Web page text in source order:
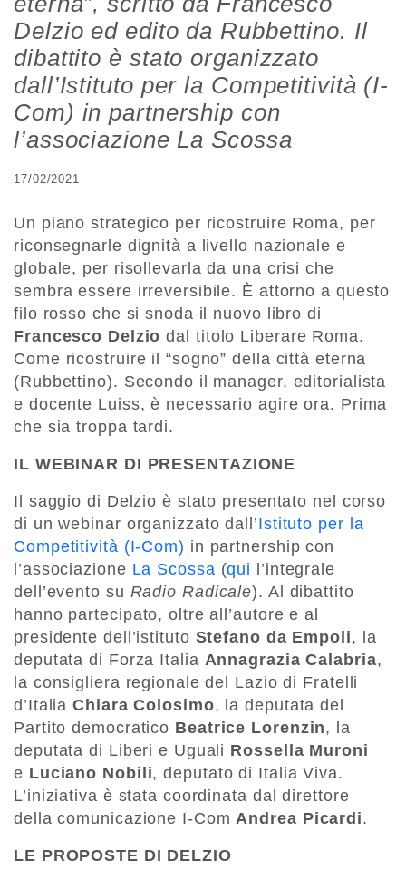
Delzio ed edito da Rubbettino. Il
dibattito è stato organizzato
dall’Istituto per la Competitività (I-
Com) in partnership con
l’associazione La Scossa
17/02/2021
Un piano strategico per ricostruire Roma, per
riconsegnarle dignità a livello nazionale e
globale, per risollevarla da una crisi che
sembra essere irreversibile. È attorno a questo
filo rosso che si snoda il nuovo libro di
Francesco Delzio dal titolo Liberare Roma.
Come ricostruire il “sogno” della città eterna
(Rubbettino). Secondo il manager, editorialista
e docente Luiss, è necessario agire ora. Prima
che sia troppa tardi.
IL WEBINAR DI PRESENTAZIONE
Il saggio di Delzio è stato presentato nel corso
di un webinar organizzato dall’Istituto per la
Competitività (I-Com) in partnership con
l’associazione La Scossa (qui
l’integrale
dell’evento su Radio Radicale). Al dibattito
hanno partecipato, oltre all’autore e al
presidente dell’istituto Stefano da Empoli, la
deputata di Forza Italia Annagrazia Calabria,
la consigliera regionale del Lazio di Fratelli
d’ItaliaChiara Colosimo, la deputata del
Partito democratico Beatrice Lorenzin, la
deputata di Liberi e Uguali Rossella Muroni
e Luciano Nobili, deputato di Italia Viva.
L’iniziativa è stata coordinata dal direttore
della comunicazione I-ComAndrea Picardi.
LE PROPOSTE DI DELZIO